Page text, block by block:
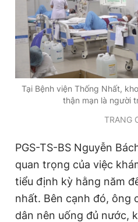
Tại Bệnh viện Thống Nhất,
thận mạn là người
TRANG
PGS-TS-BS Nguyễn
quan trọng của việc
tiểu định kỳ hằng năm
nhất. Bên cạnh đó, ông
dân nên uống đủ nước,